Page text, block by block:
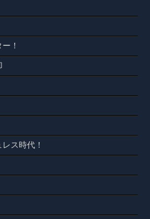
！
ス時代！